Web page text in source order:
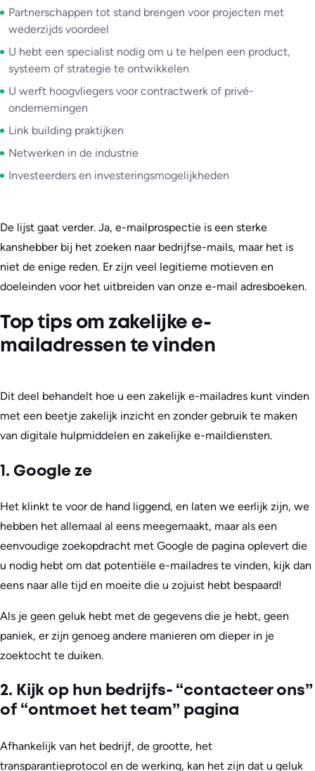
Partnerschappen tot stand brengen voor projecten met
wederzijds voordeel
U hebt een specialist nodig om u te helpen een product,
systeem of strategie te ontwikkelen
U werft hoogvliegers voor contractwerk of privé-
ondernemingen
Link building praktijken
Netwerken in de industrie
Investeerders en investeringsmogelijkheden
De lijst gaat verder. Ja, e-mailprospectie is een sterke
kanshebber bij het zoeken naar bedrijfse-mails, maar het is
niet de enige reden. Er zijn veel legitieme motieven en
doeleinden voor het uitbreiden van onze e-mail adresboeken.
Top tips om zakelijke e-
mailadressen te vinden
Dit deel behandelt hoe u een zakelijk e-mailadres kunt vinden
met een beetje zakelijk inzicht en zonder gebruik te maken
van digitale hulpmiddelen en zakelijke e-maildiensten.
1. Google ze
Het klinkt te voor de hand liggend, en laten we eerlijk zijn, we
hebben het allemaal al eens meegemaakt, maar als een
eenvoudige zoekopdracht met Google de pagina oplevert die
u nodig hebt om dat potentiële e-mailadres te vinden, kijk dan
eens naar alle tijd en moeite die u zojuist hebt bespaard!
Als je geen geluk hebt met de gegevens die je hebt, geen
paniek, er zijn genoeg andere manieren om dieper in je
zoektocht te duiken.
2. Kijk op hun bedrijfs- “contacteer ons”
of “ontmoet het team” pagina
Afhankelijk van het bedrijf, de grootte, het
transparantieprotocol en de werking, kan het zijn dat u geluk